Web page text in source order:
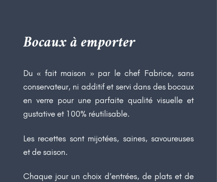
Bocaux à emporter
Du « fait maison » par le chef Fabrice, sans
conservateur, ni additif et servi dans des bocaux
en verre pour une parfaite qualité visuelle et
gustative et 100% réutilisable.
Les recettes sont mijotées, saines, savoureuses
et de saison.
Chaque jour un choix d’entrées, de plats et de